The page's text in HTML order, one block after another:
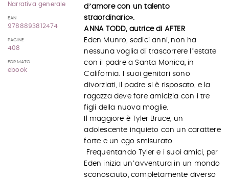
Narrativa generale
EAN
9788893812474
PAGINE
408
FORMATO
ebook
dʼamore con un talento
straordinario».
ANNA TODD, autrice di AFTER
Eden Munro, sedici anni, non ha
nessuna voglia di trascorrere lʼestate
con il padre a Santa Monica, in
California. I suoi genitori sono
divorziati, il padre si è risposato, e la
ragazza deve fare amicizia con i tre
figli della nuova moglie.
Il maggiore è Tyler Bruce, un
adolescente inquieto con un carattere
forte e un ego smisurato.
Frequentando Tyler e i suoi amici, per
Eden inizia unʼavventura in un mondo
sconosciuto, completamente diverso